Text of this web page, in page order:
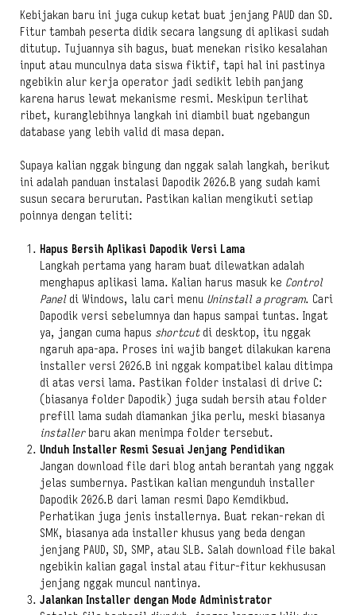
Kebijakan baru ini juga cukup ketat buat jenjang PAUD dan SD.
Fitur tambah peserta didik secara langsung di aplikasi sudah
ditutup. Tujuannya sih bagus, buat menekan risiko kesalahan
input atau munculnya data siswa fiktif, tapi hal ini pastinya
ngebikin alur kerja operator jadi sedikit lebih panjang
karena harus lewat mekanisme resmi. Meskipun terlihat
ribet, kuranglebihnya langkah ini diambil buat ngebangun
database yang lebih valid di masa depan.
Supaya kalian nggak bingung dan nggak salah langkah, berikut
ini adalah panduan instalasi Dapodik 2026.B yang sudah kami
susun secara berurutan. Pastikan kalian mengikuti setiap
poinnya dengan teliti:
Hapus Bersih Aplikasi Dapodik Versi Lama
Langkah pertama yang haram buat dilewatkan adalah
menghapus aplikasi lama. Kalian harus masuk ke Control
Paneldi Windows, lalu cari menu Uninstall a program. Cari
Dapodik versi sebelumnya dan hapus sampai tuntas. Ingat
ya, jangan cuma hapus shortcutdi desktop, itu nggak
ngaruh apa-apa. Proses ini wajib banget dilakukan karena
installer versi 2026.B ini nggak kompatibel kalau ditimpa
di atas versi lama. Pastikan folder instalasi di drive C:
(biasanya folder Dapodik) juga sudah bersih atau folder
prefill lama sudah diamankan jika perlu, meski biasanya
installerbaru akan menimpa folder tersebut.
Unduh Installer Resmi Sesuai Jenjang Pendidikan
Jangan download file dari blog antah berantah yang nggak
jelas sumbernya. Pastikan kalian mengunduh installer
Dapodik 2026.B dari laman resmi Dapo Kemdikbud.
Perhatikan juga jenis installernya. Buat rekan-rekan di
SMK, biasanya ada installer khusus yang beda dengan
jenjang PAUD, SD, SMP, atau SLB. Salah download file bakal
ngebikin kalian gagal instal atau fitur-fitur kekhususan
jenjang nggak muncul nantinya.
Jalankan Installer dengan Mode Administrator